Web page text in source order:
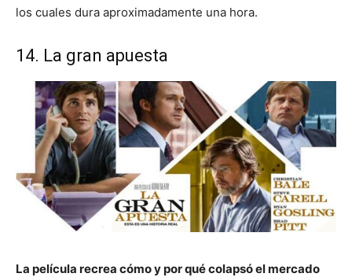
los cuales dura aproximadamente una hora.
14. La gran apuesta
La película recrea cómo y por qué colapsó el mercado